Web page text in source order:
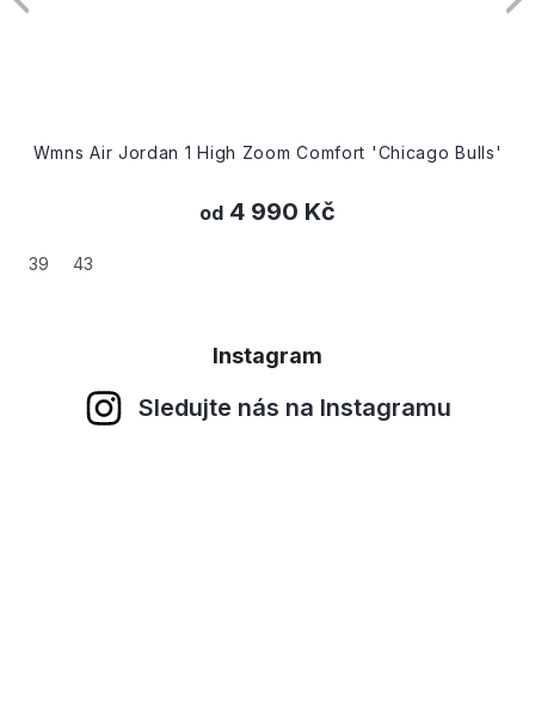
Wmns Air Jordan 1 High Zoom Comfort 'Chicago Bulls'
od 4 990 Kč
39 43
Instagram
Sledujte nás na Instagramu